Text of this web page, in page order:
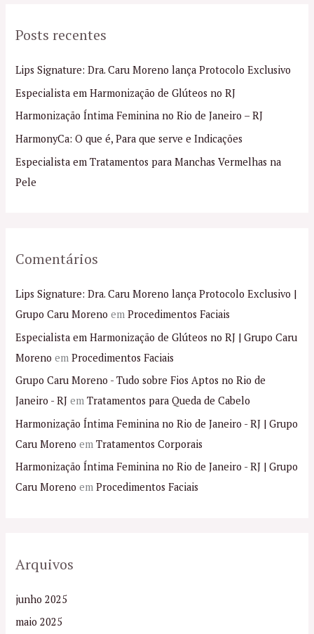
u
s
a
r
p
o
r
Posts recentes
Lips Signature: Dra. Caru Moreno lança Protocolo Exclusivo
Especialista em Harmonização de Glúteos no RJ
Harmonização Íntima Feminina no Rio de Janeiro – RJ
HarmonyCa: O que é, Para que serve e Indicações
Especialista em Tratamentos para Manchas Vermelhas na
Pele
Comentários
Lips Signature: Dra. Caru Moreno lança Protocolo Exclusivo |
Grupo Caru Moreno emProcedimentos Faciais
Especialista em Harmonização de Glúteos no RJ | Grupo Caru
Moreno emProcedimentos Faciais
Grupo Caru Moreno - Tudo sobre Fios Aptos no Rio de
Janeiro - RJ emTratamentos para Queda de Cabelo
Harmonização Íntima Feminina no Rio de Janeiro - RJ | Grupo
Caru Moreno emTratamentos Corporais
Harmonização Íntima Feminina no Rio de Janeiro - RJ | Grupo
Caru Moreno emProcedimentos Faciais
Arquivos
junho 2025
maio 2025